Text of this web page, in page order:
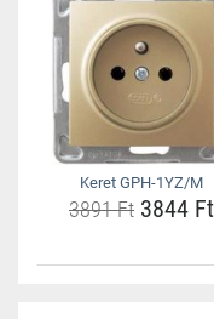
Keret GPH-1YZ/M
3891 Ft 3844 Ft